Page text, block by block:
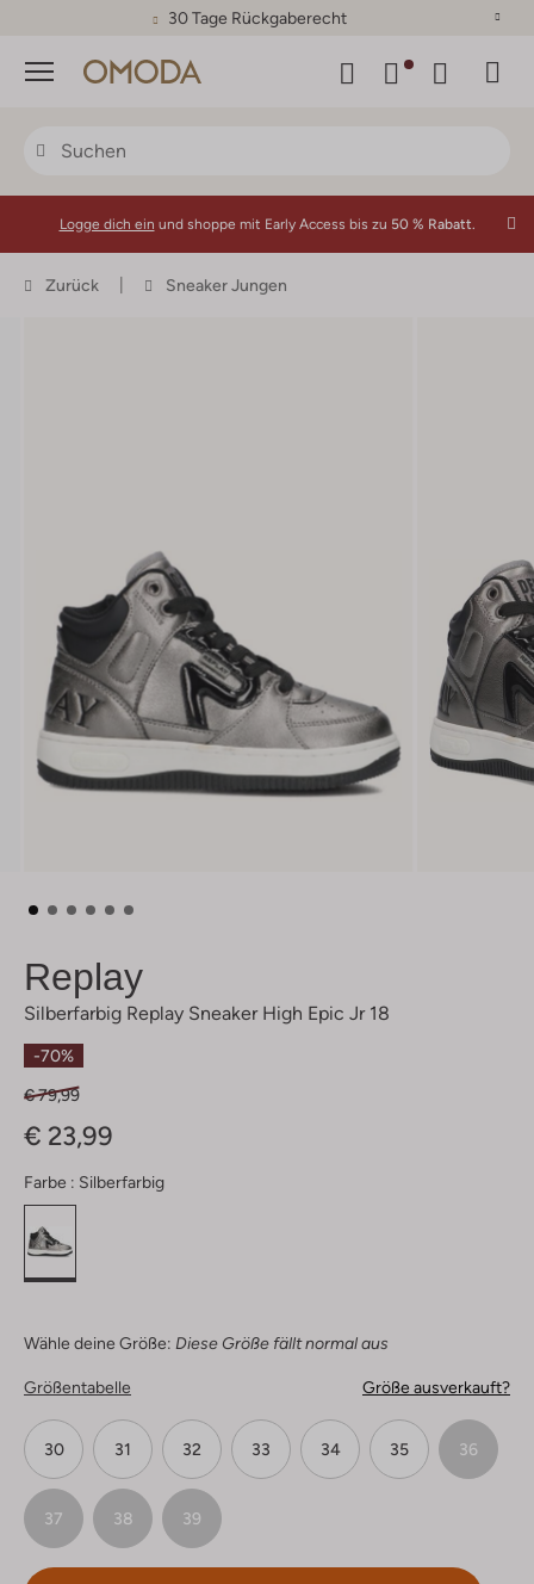
30 Tage Rückgaberecht
Menü
Logge dich ein und shoppe mit Early Access bis zu 50 % Rabatt.
Zurück Sneaker Jungen
Replay
Silberfarbig Replay Sneaker High Epic Jr 18
-70%
€ 79,99
€ 23,99
Farbe : Silberfarbig
Wähle deine Größe: Diese Größe fällt normal aus
Größentabelle Größe ausverkauft?
30 31 32 33 34 35 36
37 38 39